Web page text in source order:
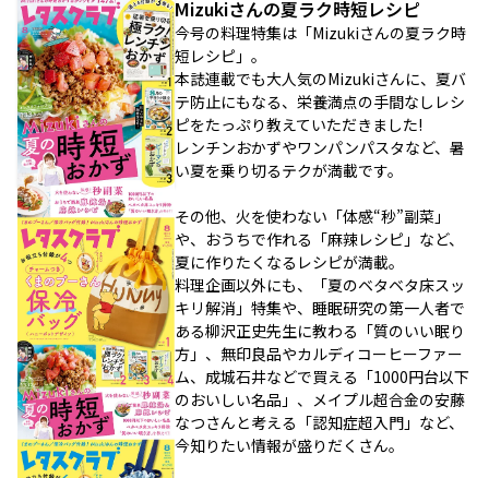
Mizukiさんの夏ラク時短レシピ
今号の料理特集は「Mizukiさんの夏ラク時
短レシピ」。
本誌連載でも大人気のMizukiさんに、夏バ
テ防止にもなる、栄養満点の手間なしレシ
ピをたっぷり教えていただきました!
レンチンおかずやワンパンパスタなど、暑
い夏を乗り切るテクが満載です。
その他、火を使わない「体感“秒”副菜」
や、おうちで作れる「麻辣レシピ」など、
夏に作りたくなるレシピが満載。
料理企画以外にも、「夏のベタベタ床スッ
キリ解消」特集や、睡眠研究の第一人者で
ある柳沢正史先生に教わる「質のいい眠り
方」、無印良品やカルディコーヒーファー
ム、成城石井などで買える「1000円台以下
のおいしい名品」、メイプル超合金の安藤
なつさんと考える「認知症超入門」など、
今知りたい情報が盛りだくさん。